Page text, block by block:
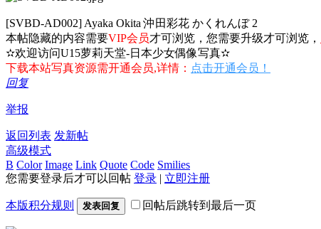
[SVBD-AD002] Ayaka Okita 沖田彩花 かくれんぼ 2
本帖隐藏的内容需要VIP会员才可浏览，您需要升级才可浏览，
✫欢迎访问U15萝莉天堂-日本少女偶像写真✫
下载本站写真资源需开通会员,详情： 点击开通会员！
回复
举报
返回列表 发新帖
高级模式
B Color Image Link Quote Code Smilies
您需要登录后才可以回帖 登录 | 立即注册
本版积分规则 发表回复 回帖后跳转到最后一页